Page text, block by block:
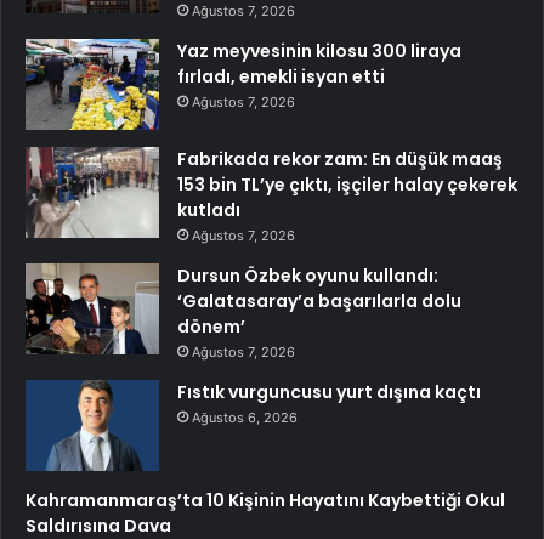
Ağustos 7, 2026
Yaz meyvesinin kilosu 300 liraya
fırladı, emekli isyan etti
Ağustos 7, 2026
Fabrikada rekor zam: En düşük maaş
153 bin TL’ye çıktı, işçiler halay çekerek
kutladı
Ağustos 7, 2026
Dursun Özbek oyunu kullandı:
‘Galatasaray’a başarılarla dolu
dönem’
Ağustos 7, 2026
Fıstık vurguncusu yurt dışına kaçtı
Ağustos 6, 2026
Kahramanmaraş’ta 10 Kişinin Hayatını Kaybettiği Okul
Saldırısına Dava